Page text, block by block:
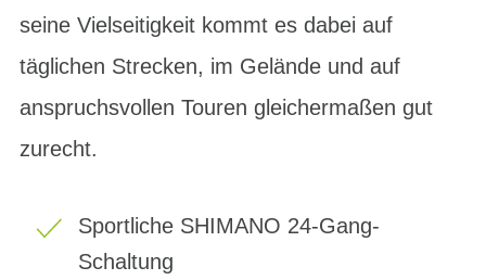
seine Vielseitigkeit kommt es dabei auf
täglichen Strecken, im Gelände und auf
anspruchsvollen Touren gleichermaßen gut
zurecht.
Sportliche SHIMANO 24-Gang-
Schaltung